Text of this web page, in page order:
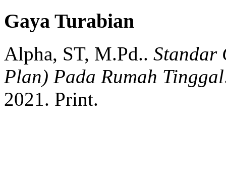
Gaya Turabian
Alpha, ST, M.Pd.. Standar
Plan) Pada Rumah Tinggal
2021. Print.